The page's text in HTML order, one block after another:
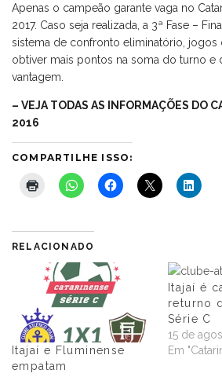
Apenas o campeão garante vaga no
2017. Caso seja realizada, a 3ª Fase –
sistema de confronto eliminatório, jogos
obtiver mais pontos na soma do turno e
vantagem.
– VEJA TODAS AS INFORMAÇÕES DO
2016
COMPARTILHE ISSO:
RELACIONADO
Itajaí e Fluminense
empatam
Itajaí é
returno
Série C
15 de
Em